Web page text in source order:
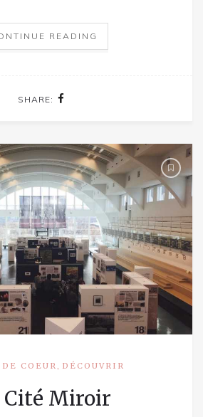
READING
SHARE:
COEUR DÉCOUVRIR
Cité Miroir